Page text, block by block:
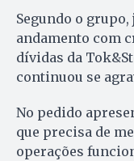
Segundo o
andamento com
dívidas da
continuou se
No pedido
que precisa de
operações